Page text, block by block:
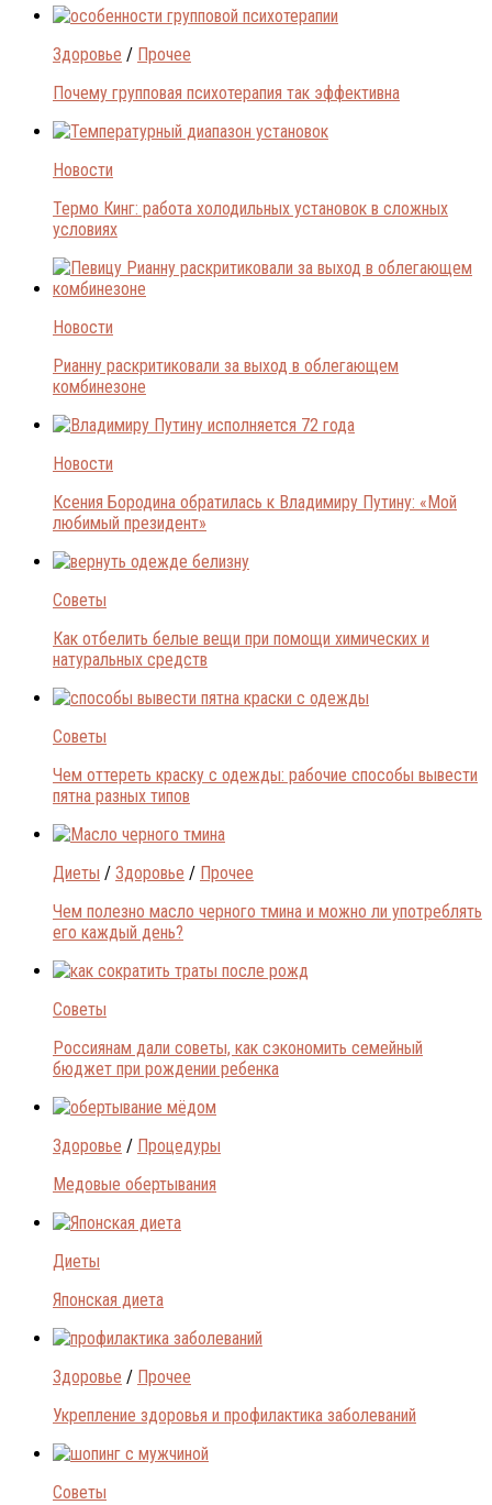
Здоровье / Прочее
Почему групповая психотерапия так эффективна
Новости
Термо Кинг: работа холодильных установок в сложных
условиях
Новости
Рианну раскритиковали за выход в облегающем
комбинезоне
Новости
Ксения Бородина обратилась к Владимиру Путину: «Мой
любимый президент»
Советы
Как отбелить белые вещи при помощи химических и
натуральных средств
Советы
Чем оттереть краску с одежды: рабочие способы вывести
пятна разных типов
Диеты / Здоровье / Прочее
Чем полезно масло черного тмина и можно ли употреблять
его каждый день?
Советы
Россиянам дали советы, как сэкономить семейный
бюджет при рождении ребенка
Здоровье / Процедуры
Медовые обертывания
Диеты
Японская диета
Здоровье / Прочее
Укрепление здоровья и профилактика заболеваний
Советы